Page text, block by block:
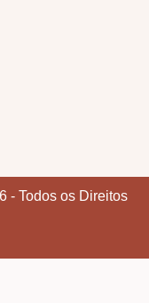
- Todos os Direitos